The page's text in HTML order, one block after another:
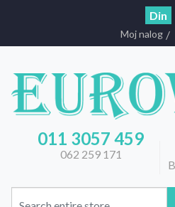
Din
Moj nalog
011 3057 459
062 259 171